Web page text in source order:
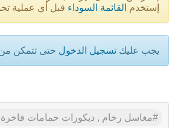
إستخدم القائمة السوداء قبل أي عملية
يجب عليك تسجيل الدخول حتى تتمكن
مغاسل رخام , ديكورات حمامات فاخرة